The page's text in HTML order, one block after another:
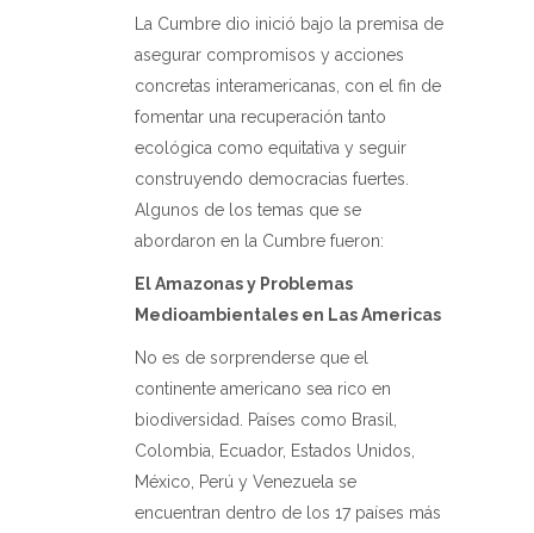
La Cumbre dio inició bajo la premisa de
asegurar compromisos y acciones
concretas interamericanas, con el fin de
fomentar una recuperación tanto
ecológica como equitativa y seguir
construyendo democracias fuertes.
Algunos de los temas que se
abordaron en la Cumbre fueron:
El Amazonas y Problemas
Medioambientales en Las Americas
No es de sorprenderse que el
continente americano sea rico en
biodiversidad. Países como Brasil,
Colombia, Ecuador, Estados Unidos,
México, Perú y Venezuela se
encuentran dentro de los 17 países más